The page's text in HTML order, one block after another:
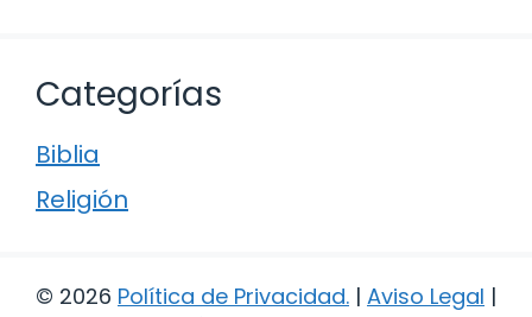
Categorías
Biblia
Religión
© 2026 Política de Privacidad. | Aviso Legal |